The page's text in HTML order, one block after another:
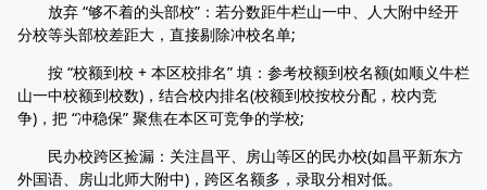
放弃 “够不着的头部校”：若分数距牛栏山一中、人大附中经开
分校等头部校差距大，直接剔除冲校名单;
按 “校额到校 + 本区校排名” 填：参考校额到校名额(如顺义牛栏
山一中校额到校数)，结合校内排名(校额到校按校分配，校内竞
争)，把 “冲稳保” 聚焦在本区可竞争的学校;
民办校跨区捡漏：关注昌平、房山等区的民办校(如昌平新东方
外国语、房山北师大附中)，跨区名额多，录取分相对低。